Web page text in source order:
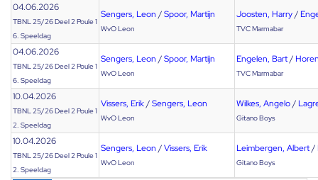
04.06.2026
TBNL 25/26 Deel 2 Poule 1
6. Speeldag
Sengers, Leon /Spoor, Martijn
WvO Leon
Joosten, Harry/
TVC Marmabar
04.06.2026
TBNL 25/26 Deel 2 Poule 1
6. Speeldag
Sengers, Leon /Spoor, Martijn
WvO Leon
Engelen, Bart/
TVC Marmabar
10.04.2026
TBNL 25/26 Deel 2 Poule 1
2. Speeldag
Vissers, Erik/Sengers, Leon
WvO Leon
Wilkes, Angelo/
Gitano Boys
10.04.2026
TBNL 25/26 Deel 2 Poule 1
2. Speeldag
Sengers, Leon /Vissers, Erik
WvO Leon
Leimbergen, Albert/
Gitano Boys